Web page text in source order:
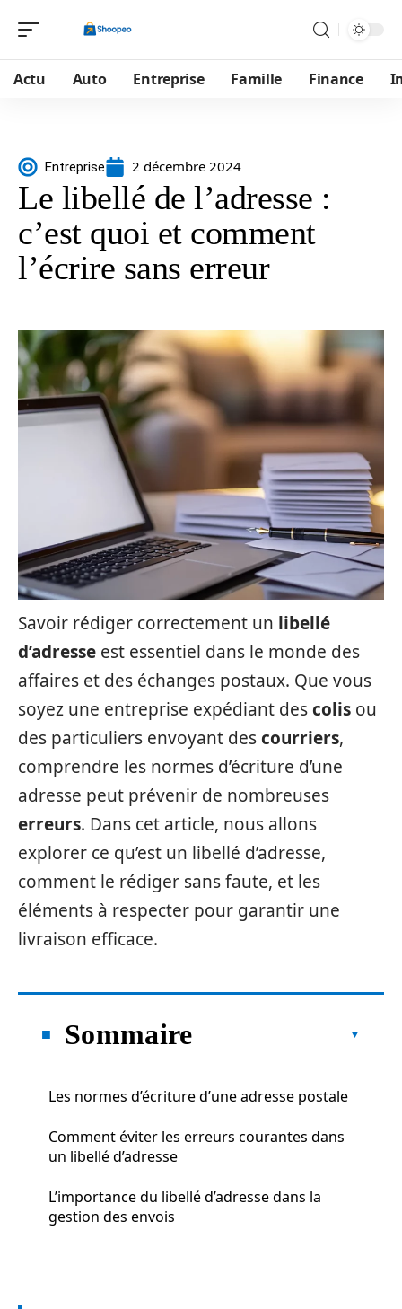
Actu Auto Entreprise Famille Finance
Entreprise 2 décembre 2024
Le libellé de l’adresse :
c’est quoi et comment
l’écrire sans erreur
Savoir rédiger correctement un libellé
d’adresse est essentiel dans le monde des
affaires et des échanges postaux. Que vous
soyez une entreprise expédiant descolis ou
des particuliers envoyant descourriers,
comprendre les normes d’écriture d’une
adresse peut prévenir de nombreuses
erreurs. Dans cet article, nous allons
explorer ce qu’est un libellé d’adresse,
comment le rédiger sans faute, et les
éléments à respecter pour garantir une
livraison efficace.
Sommaire
Les normes d’écriture d’une adresse postale
Comment éviter les erreurs courantes dans
un libellé d’adresse
L’importance du libellé d’adresse dans la
gestion des envois